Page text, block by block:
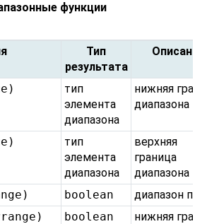
функции
Тип
результата
Описание
)
тип
элемента
диапазона
нижняя
диапазона
)
тип
элемента
диапазона
верхняя
граница
диапазона
) boolean
диапазон
) boolean
нижняя